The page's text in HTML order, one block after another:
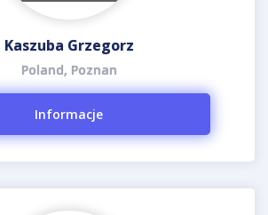
Kaszuba Grzegorz
Poland, Poznan
Informacje